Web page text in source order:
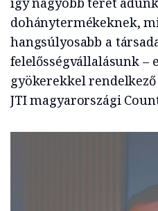
dohánytermékeknek,
hangsúlyosabb a
felelősségvállalásunk –
gyökerekkel
JTI magyarországi